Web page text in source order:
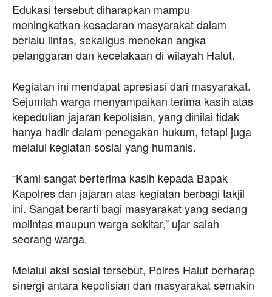
Edukasi tersebut diharapkan mampu
meningkatkan kesadaran masyarakat dalam
berlalu lintas, sekaligus menekan angka
pelanggaran dan kecelakaan di wilayah Halut.
Kegiatan ini mendapat apresiasi dari masyarakat.
Sejumlah warga menyampaikan terima kasih atas
kepedulian jajaran kepolisian, yang dinilai tidak
hanya hadir dalam penegakan hukum, tetapi juga
melalui kegiatan sosial yang humanis.
“Kami sangat berterima kasih kepada Bapak
Kapolres dan jajaran atas kegiatan berbagi takjil
ini. Sangat berarti bagi masyarakat yang sedang
melintas maupun warga sekitar,” ujar salah
seorang warga.
Melalui aksi sosial tersebut, Polres Halut berharap
sinergi antara kepolisian dan masyarakat semakin